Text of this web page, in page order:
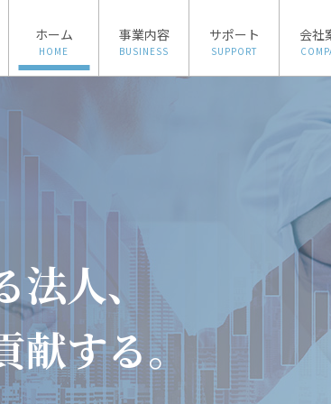
ホーム
HOME
事業内容
BUSINESS
サポート
SUPPORT
会社
法人、
献する。